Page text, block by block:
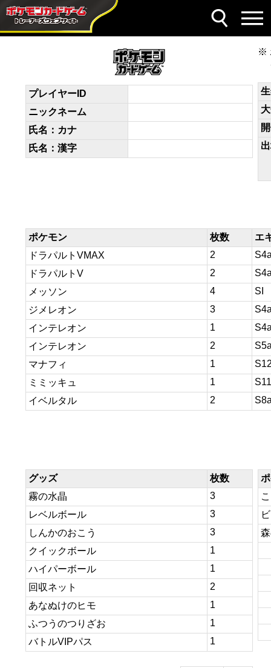
デッキコード
aYY84x-RRi7oA-8cxxK8
プレイヤーID
ニックネーム
氏名：カナ
氏名：漢字
ポケモン 枚数
エ
ドラパルトVMAX
2
ドラパルトV
2
メッソン
4
SI
ジメレオン
3
インテレオン
1
インテレオン
2
マナフィ
1
ミミッキュ
1
S11
イベルタル
2
グッズ
枚数
霧の水晶
3
レベルボール
3
しんかのおこう
3
クイックボール
1
ハイパーボール
1
回収ネット
2
あなぬけのヒモ
1
ふつうのつりざお
1
バトルVIPパス
1